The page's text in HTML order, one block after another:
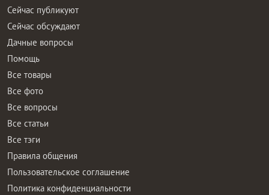
Сейчас публикуют
Сейчас обсуждают
Дачные вопросы
Помощь
Все товары
Все фото
Все вопросы
Все статьи
Все тэги
Правила общения
Пользовательское соглашение
Политика конфиденциальности